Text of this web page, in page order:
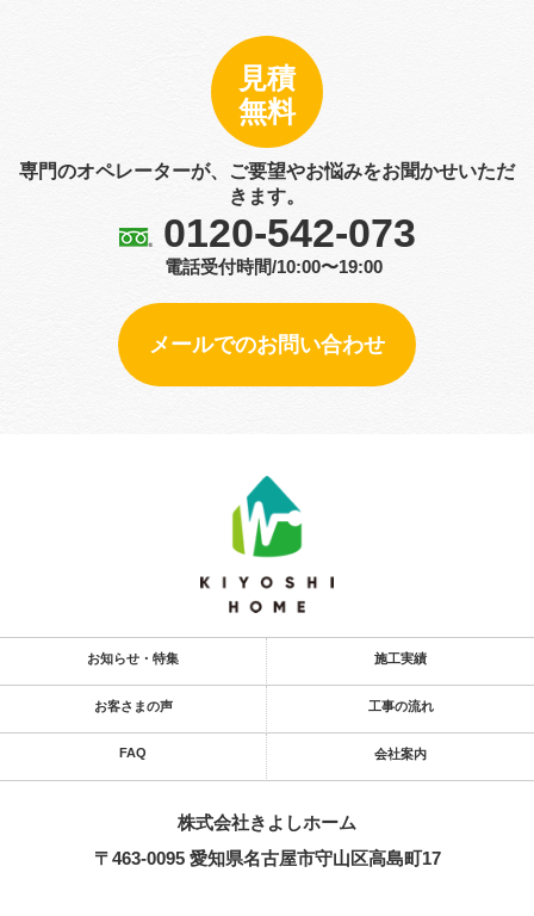
見積
無料
専門のオペレーターが、ご要望やお悩みをお聞かせいただ
きます。
0120-542-073
電話受付時間/10:00〜19:00
メールでのお問い合わせ
お知らせ・特集 施工実績
お客さまの声 工事の流れ
FAQ 会社案内
株式会社きよし​ホーム
〒463-0095 愛知県名古屋市守山区高島町17